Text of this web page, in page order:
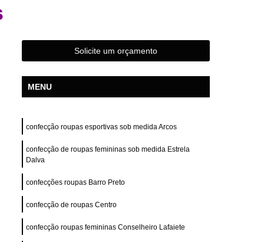
Fabrica e Confecção de Roupas
Desenvolvimento de Estampa
Desenvolvimento de Estampa para Camisas
Estampa para Roupas
para Roupas Femininas
para Roupas Masculinas
Estampa Personalizada
Solicite um orçamento
MENU
confecção roupas esportivas sob medida Arcos
confecção de roupas femininas sob medida Estrela
Dalva
confecções roupas Barro Preto
confecção de roupas Centro
confecção roupas femininas Conselheiro Lafaiete